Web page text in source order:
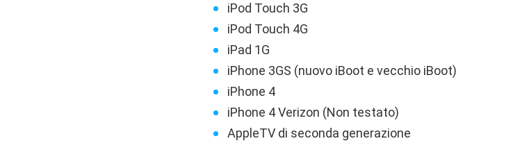
iPod Touch 3G
iPod Touch 4G
iPad 1G
iPhone 3GS (nuovo iBoot e vecchio iBoot)
iPhone 4
iPhone 4 Verizon (Non testato)
AppleTV di seconda generazione